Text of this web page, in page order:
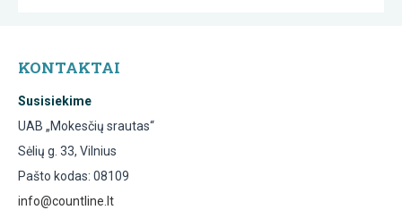
KONTAKTAI
Susisiekime
UAB „Mokesčių srautas“
Sėlių g. 33, Vilnius
Pašto kodas: 08109
info@countline.lt